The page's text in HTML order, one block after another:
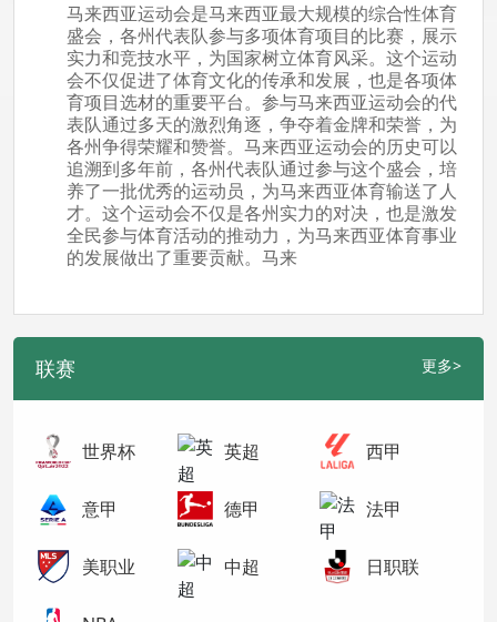
马来西亚运动会是马来西亚最大规模的综合性体育
盛会，各州代表队参与多项体育项目的比赛，展示
实力和竞技水平，为国家树立体育风采。这个运动
会不仅促进了体育文化的传承和发展，也是各项体
育项目选材的重要平台。参与马来西亚运动会的代
表队通过多天的激烈角逐，争夺着金牌和荣誉，为
各州争得荣耀和赞誉。马来西亚运动会的历史可以
追溯到多年前，各州代表队通过参与这个盛会，培
养了一批优秀的运动员，为马来西亚体育输送了人
才。这个运动会不仅是各州实力的对决，也是激发
全民参与体育活动的推动力，为马来西亚体育事业
的发展做出了重要贡献。马来
联赛 更多>
世界杯 英超 西甲
意甲 德甲 法甲
美职业 中超 日职联